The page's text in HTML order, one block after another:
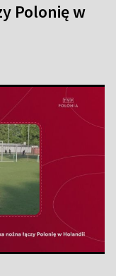
Polonię w